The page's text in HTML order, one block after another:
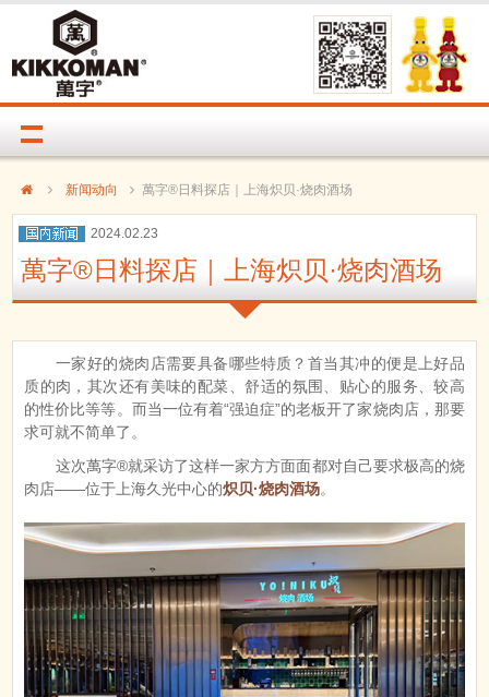
新闻动向 萬字®日料探店｜上海炽贝·烧肉酒场
2024.02.23
萬字®日料探店｜上海炽贝·烧肉酒场
一家好的烧肉店需要具备哪些特质？首当其冲的便是上好品
质的肉，其次还有美味的配菜、舒适的氛围、贴心的服务、较高
的性价比等等。而当一位有着“强迫症”的老板开了家烧肉店，那要
求可就不简单了。
这次萬字®就采访了这样一家方方面面都对自己要求极高的烧
肉店——位于上海久光中心的炽贝·烧肉酒场。